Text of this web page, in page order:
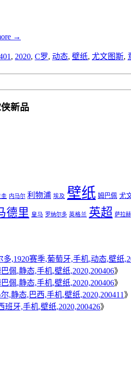
→
, 2020, C罗, 动态, 壁纸, 尤文图斯,
新品
内马尔 利物浦 埃及 壁纸 姆巴佩 尤
德里 皇马 罗纳尔多 英格兰 英超 萨拉赫
,1920赛季,葡萄牙,手机,动态,壁纸
佩,静态,手机,壁纸,2020,200406》
佩,静态,手机,壁纸,2020,200406》
,静态,巴西,手机,壁纸,2020,200411 》
牙,手机,壁纸,2020,200426》